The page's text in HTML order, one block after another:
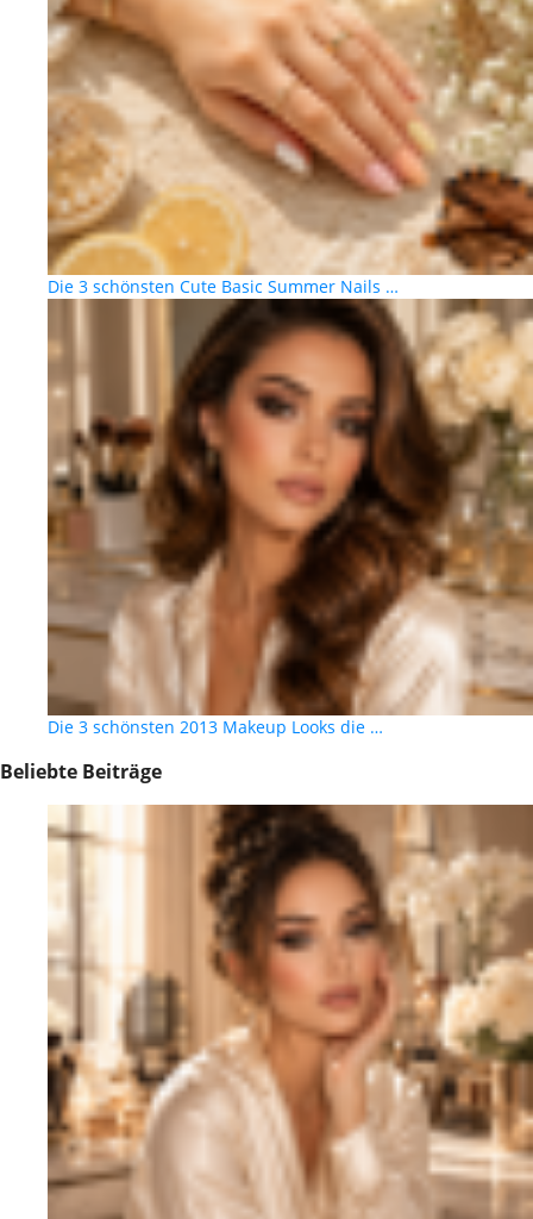
Die 3 schönsten Cute Basic Summer Nails …
Die 3 schönsten 2013 Makeup Looks die …
Beliebte Beiträge